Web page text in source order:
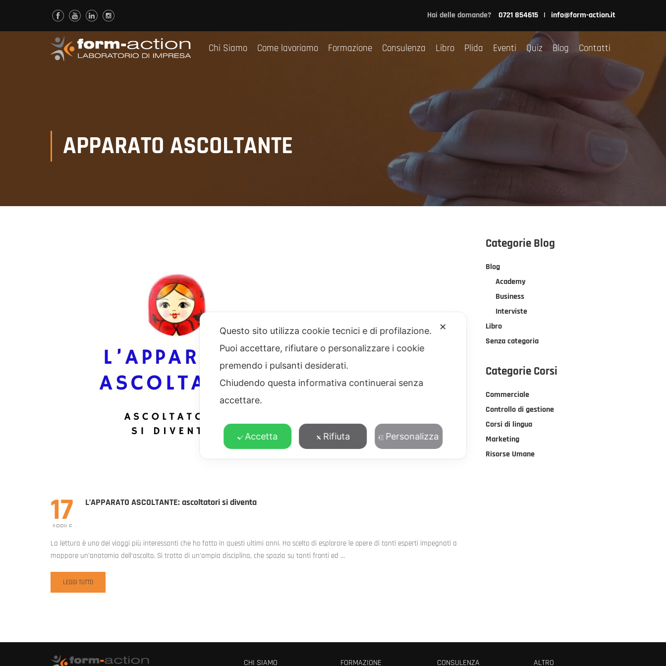
Hai delle domande? 0721 854615 | info@form-action.it
Chi Siamo Come lavoriamo Formazione Consulenza Libro Plida Eventi Quiz Blog Contatti
Consulenza Libro Plida Eventi Blog
APPARATO ASCOLTANTE
17
APRILE
L’APPARATO ASCOLTANTE: ascoltatori si diventa
La lettura è uno dei viaggi più interessanti che ho fatto in questi ultimi anni. Ho scelto di esplorare le opere di tanti esperti impegnati a
mappare un’anatomia dell’ascolto. Si tratta di un’ampia disciplina, che spazia su tanti fronti ed …
READ
MORE
SI
LEGGI TUTTO
Categorie Blog
Blog
Academy
Business
Interviste
Libro
Senza categoria
Categorie Corsi
Commerciale
Controllo di gestione
Corsi di lingua
Marketing
Risorse Umane
CHI SIAMO FORMAZIONE CONSULENZA ALTRO
✕
Questo sito utilizza cookie tecnici e di profilazione.
Puoi accettare, rifiutare o personalizzare i cookie
premendo i pulsanti desiderati.
Chiudendo questa informativa continuerai senza
accettare.
Accetta Rifiuta Personalizza